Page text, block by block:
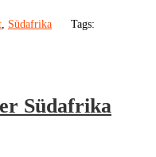
, Südafrika Tags:
Südafrika